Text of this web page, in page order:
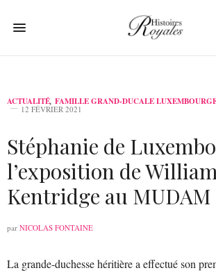
ACTUALITÉ, FAMILLE GRAND-DUCALE
12 FÉVRIER 2021
Stéphanie de
l’exposition de
Kentridge au MUDAM
par NICOLAS FONTAINE
La grande-duchesse héritière a effectué son